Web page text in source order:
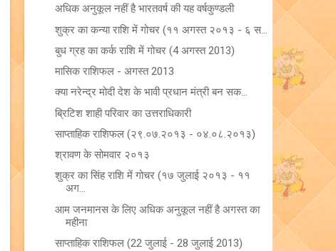
अधिक अनुकूल नहीं है भारतवर्ष की यह वर्षकुण्डली
शुक्र का कन्या राशि में गोचर (११ अगस्त २०१३ - ६ स...
बुध ग्रह का कर्क राशि में गोचर (4 अगस्त 2013)
मासिक राशिफल - अगस्त 2013
क्या नरेन्द्र मोदी देश के भावी प्रधान मंत्री बन सक...
ब्रिटिश शाही परिवार का उत्तराधिकारी
साप्ताहिक राशिफल (२९.०७.२०१३ - ०४.०८.२०१३)
श्रावण के सोमवार २०१३
शुक्र का सिंह राशि में गोचर (१७ जुलाई २०१३ - ११
अग...
आम जनमानस के लिए अधिक अनुकूल नहीं है अगस्त का
महीना
साप्ताहिक राशिफल (22 जुलाई - 28 जुलाई 2013)